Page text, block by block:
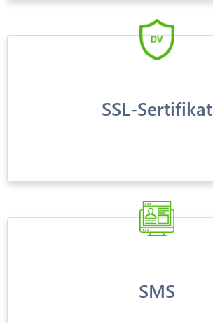
SSL-Sertifikat
SMS